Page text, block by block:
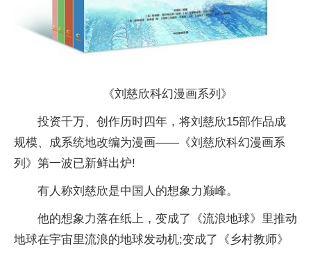
《刘慈欣科幻漫画系列》
投资千万、创作历时四年，将刘慈欣15部作品成
规模、成系统地改编为漫画——《刘慈欣科幻漫画系
列》第一波已新鲜出炉!
有人称刘慈欣是中国人的想象力巅峰。
他的想象力落在纸上，变成了《流浪地球》里推动
地球在宇宙里流浪的地球发动机;变成了《乡村教师》